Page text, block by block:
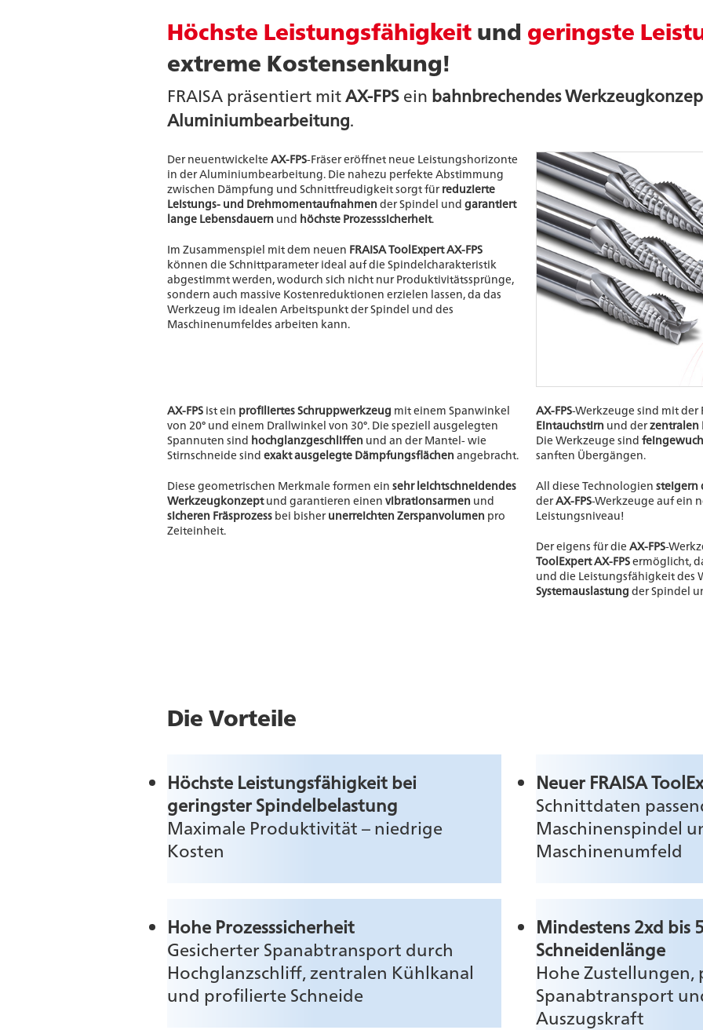
Höchste Leistungsfähigkeit und geringste
extreme Kostensenkung!
FRAISA präsentiert mitAX-FPS ein bahnbrechendes
Aluminiumbearbeitung.
Der neuentwickelte AX-FPS-Fräser eröffnet neue Leistungshorizonte
in der Aluminiumbearbeitung. Die nahezu perfekte Abstimmung
zwischen Dämpfung und Schnittfreudigkeit sorgt fürreduzierte
Leistungs- und Drehmomentaufnahmen der Spindel und garantiert
lange Lebensdauern und höchste Prozesssicherheit.
Im Zusammenspiel mit dem neuen FRAISA ToolExpert AX-FPS
können die Schnittparameter ideal auf die Spindelcharakteristik
abgestimmt werden, wodurch sich nicht nur Produktivitätssprünge,
sondern auch massive Kostenreduktionen erzielen lassen, da das
Werkzeug im idealen Arbeitspunkt der Spindel und des
Maschinenumfeldes arbeiten kann.
AX-FPS ist ein profiliertes Schruppwerkzeug mit einem Spanwinkel
von 20° und einem Drallwinkel von 30°. Die speziell ausgelegten
Spannuten sind hochglanzgeschliffen und an der Mantel- wie
Stirnschneide sind exakt ausgelegte Dämpfungsflächen angebracht.
Diese geometrischen Merkmale formen ein sehr leichtschneidendes
Werkzeugkonzeptund garantieren einen vibrationsarmen und
sicheren Fräsprozess bei bisherunerreichten Zerspanvolumen pro
Zeiteinheit.
AX-FPS-Werkzeuge sind mit der
Eintauchstirn und der
Die Werkzeuge sind
sanften Übergängen.
All diese Technologien steigern
derAX-FPS-Werkzeuge auf ein
Leistungsniveau!
Der eigens für die AX-FPS-
ToolExpert AX-FPSermöglicht,
und die Leistungsfähigkeit des
Systemauslastung der Spindel
Die Vorteile
Höchste Leistungsfähigkeit bei
geringster Spindelbelastung
Maximale Produktivität – niedrige
Kosten
Hohe Prozesssicherheit
Gesicherter Spanabtransport durch
Hochglanzschliff, zentralen Kühlkanal
und profilierte Schneide
Neuer FRAISA
Schnittdaten
Maschinenspindel
Maschinenumfeld
Mindestens 2xd bis
Schneidenlänge
Hohe Zustellungen,
Spanabtransport
Auszugskraft